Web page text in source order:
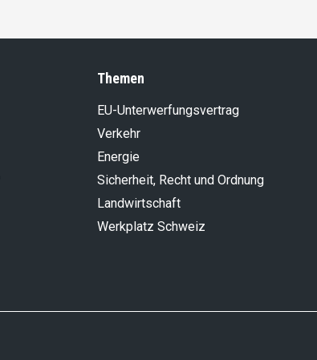
Themen
EU-Unterwerfungsvertrag
Verkehr
Energie
Sicherheit, Recht und Ordnung
Landwirt­schaft
Werkplatz Schweiz